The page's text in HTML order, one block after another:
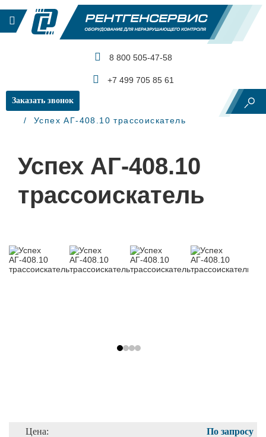
8 800 505-47-58
+7 499 705 85 61
Заказать звонок
Главная
Контроль подземных трубопроводов
Успех АГ-408.10 трассоискатель
Успех АГ-408.10
трассоискатель
По запросу
Цена: